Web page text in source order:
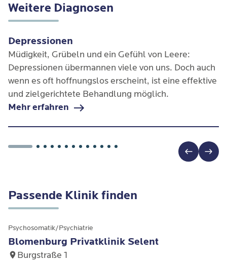
Weitere Diagnosen
Depressionen
Müdigkeit, Grübeln und ein Gefühl von Leere:
Depressionen übermannen viele von uns. Doch auch
wenn es oft hoffnungslos erscheint, ist eine effektive
und zielgerichtete Behandlung möglich.
Mehr erfahren
Passende Klinik finden
Psychosomatik/Psychiatrie
Blomenburg Privatklinik Selent
Burgstraße 1